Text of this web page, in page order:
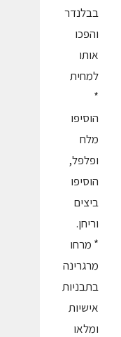
בבלנדר
והפכו
אותו
למחית
*
הוסיפו
מלח
ופלפל,
הוסיפו
ביצים
וריחן.
* מרחו
מרגרינה
בתבניות
אישיות
ומלאו